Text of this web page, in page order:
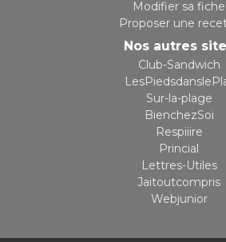
Modifier sa fiche
Proposer une
Nos autres
Club-Sandwich
Sur-la-plage
BienchezSoi
Respiiire
Princial
Lettres-Utiles
Jaitoutcompris
Webjunior